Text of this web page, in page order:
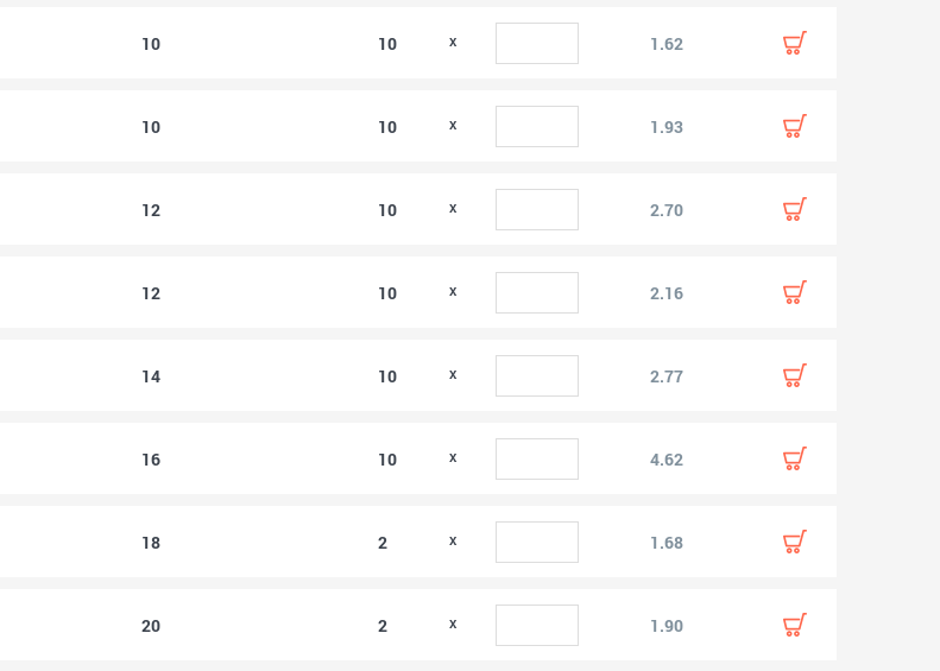
10 10 1.62
10 10 1.93
12 10 2.70
12 10 2.16
14 10 2.77
16 10 4.62
18 2 1.68
20 2 1.90